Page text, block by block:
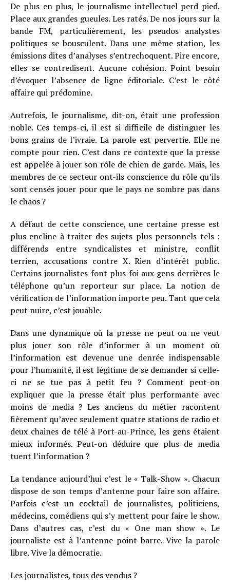
De plus en plus, le journalisme intellectuel perd pied.
Place aux grandes gueules. Les ratés. De nos jours sur la
bande FM, particulièrement, les pseudos analystes
politiques se bousculent. Dans une même station, les
émissions dites d’analyses s’entrechoquent. Pire encore,
elles se contredisent. Aucune cohésion. Point besoin
d’évoquer l’absence de ligne éditoriale. C’est le côté
affaire qui prédomine.
Autrefois, le journalisme, dit-on, était une profession
noble. Ces temps-ci, il est si difficile de distinguer les
bons grains de l’ivraie. La parole est pervertie. Elle ne
compte pour rien. C’est dans ce contexte que la presse
est appelée à jouer son rôle de chien de garde. Mais, les
membres de ce secteur ont-ils conscience du rôle qu’ils
sont censés jouer pour que le pays ne sombre pas dans
le chaos ?
A défaut de cette conscience, une certaine presse est
plus encline à traiter des sujets plus personnels tels :
différends entre syndicalistes et ministre, conflit
terrien, accusations contre X. Rien d’intérêt public.
Certains journalistes font plus foi aux gens derrières le
téléphone qu’un reporteur sur place. La notion de
vérification de l’information importe peu. Tant que cela
peut nuire, c’est jouable.
Dans une dynamique où la presse ne peut ou ne veut
plus jouer son rôle d’informer à un moment où
l’information est devenue une denrée indispensable
pour l’humanité, il est légitime de se demander si celle-
ci ne se tue pas à petit feu ? Comment peut-on
expliquer que la presse était plus performante avec
moins de media ? Les anciens du métier racontent
fièrement qu’avec seulement quatre stations de radio et
deux chaines de télé à Port-au-Prince, les gens étaient
mieux informés. Peut-on déduire que plus de media
tuent l’information ?
La tendance aujourd’hui c’est le « Talk-Show ». Chacun
dispose de son temps d’antenne pour faire son affaire.
Parfois c’est un cocktail de journalistes, politiciens,
médecins, comédiens qui s’y mettent pour faire le show.
Dans d’autres cas, c’est du « One man show ». Le
journaliste est à l’antenne point barre. Vive la parole
libre. Vive la démocratie.
Les journalistes, tous des vendus ?